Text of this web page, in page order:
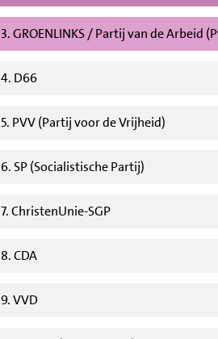
3. GROENLINKS / Partij van de Arbeid
4. D66
5. PVV (Partij voor de Vrijheid)
6. SP (Socialistische Partij)
7. ChristenUnie-SGP
8. CDA
9. VVD